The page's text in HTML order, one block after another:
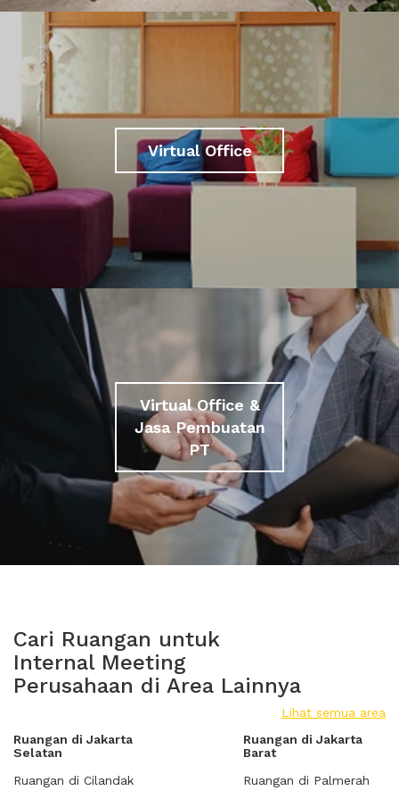
Virtual Office
Virtual Office &
Jasa Pembuatan
PT
Cari Ruangan untuk
Internal Meeting
Perusahaan di Area Lainnya
Lihat semua area
Ruangan di Jakarta
Selatan
Ruangan di Cilandak
Ruangan di Jakarta
Barat
Ruangan di Palmerah